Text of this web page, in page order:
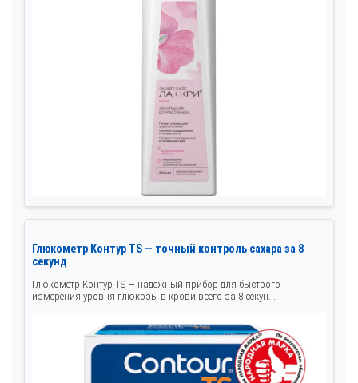
Глюкометр Контур TS — точный контроль сахара за 8
секунд
Глюкометр Контур TS — надежный прибор для быстрого
измерения уровня глюкозы в крови всего за 8 секун...